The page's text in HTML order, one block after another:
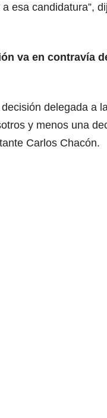
esa candidatura”,
va en contravía
delegada a
y menos una
Carlos Chacón.